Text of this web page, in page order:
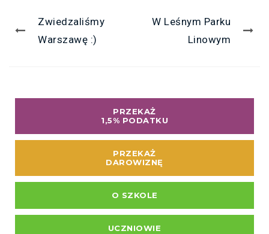
Zwiedzaliśmy
Warszawę :)
W Leśnym Parku
Linowym
PRZEKAŻ
1,5% PODATKU
PRZEKAŻ
DAROWIZNĘ
O SZKOLE
UCZNIOWIE